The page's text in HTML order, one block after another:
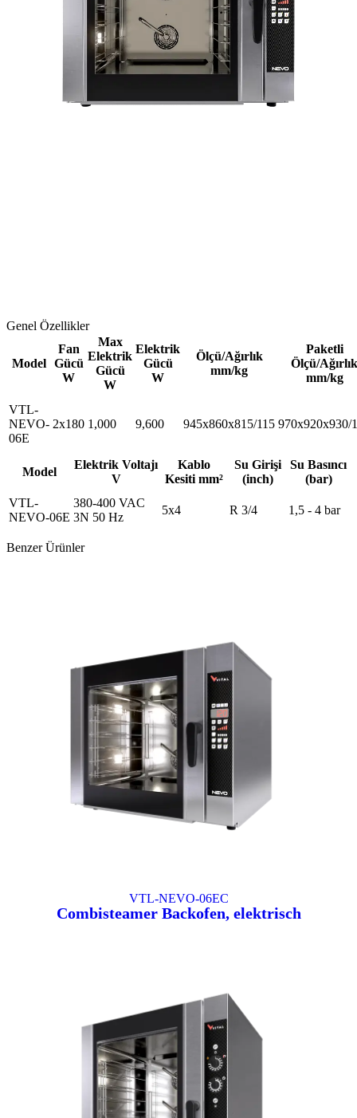
Genel Özellikler
Model
Fan
Gücü
W
Max
Elektrik
Gücü
W
Elektrik
Gücü
W
Ölçü/Ağırlık
mm/kg
Paketli
Ölçü/Ağırlık
mm/kg
VTL-
NEVO-
06E
2x180 1,000 9,600 945x860x815/115 970x920x930/
Model
Elektrik Voltajı
V
Kablo
Kesiti mm²
Su Girişi
(inch)
Su Basıncı
(bar)
VTL-
NEVO-06E
380-400 VAC
3N 50 Hz
5x4 R 3/4 1,5 - 4 bar
Benzer Ürünler
VTL-NEVO-06EC
Combisteamer Backofen, elektrisch